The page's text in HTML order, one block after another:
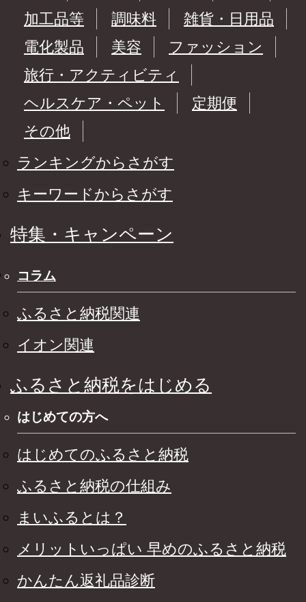
加工品等
調味料
雑貨・日用品
電化製品
美容
ファッション
旅行・アクティビティ
ヘルスケア・ペット
定期便
その他
ランキングからさがす
キーワードからさがす
特集・キャンペーン
コラム
ふるさと納税関連
イオン関連
ふるさと納税をはじめる
はじめての方へ
はじめてのふるさと納税
ふるさと納税の仕組み
まいふるとは？
メリットいっぱい 早めのふるさと納税
かんたん返礼品診断